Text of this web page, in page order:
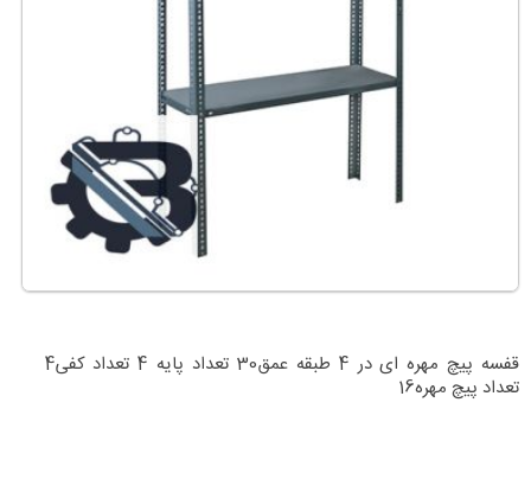
قفسه پیچ مهره ای در 4 طبقه عمق30 تعداد پایه 4 تعداد کفی4
تعداد پیچ مهره16